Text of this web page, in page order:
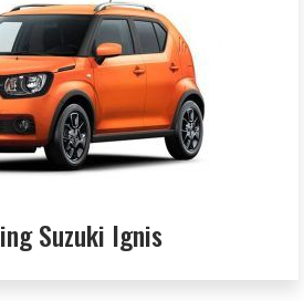
Suzuki Ignis